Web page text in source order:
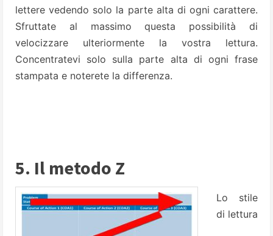
lettere vedendo solo la parte alta di ogni carattere.
Sfruttate al massimo questa possibilità di
velocizzare ulteriormente la vostra lettura.
Concentratevi solo sulla parte alta di ogni frase
stampata e noterete la differenza.
5. Il metodo Z
Lo stile
di lettura